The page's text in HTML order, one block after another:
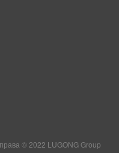
© 2022 LUGONG Group